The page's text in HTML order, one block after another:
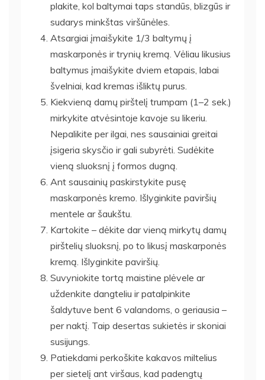
plakite, kol baltymai taps standūs, blizgūs ir
sudarys minkštas viršūnėles.
Atsargiai įmaišykite 1/3 baltymų į
maskarponės ir trynių kremą. Vėliau likusius
baltymus įmaišykite dviem etapais, labai
švelniai, kad kremas išliktų purus.
Kiekvieną damų pirštelį trumpam (1–2 sek.)
mirkykite atvėsintoje kavoje su likeriu.
Nepalikite per ilgai, nes sausainiai greitai
įsigeria skysčio ir gali subyrėti. Sudėkite
vieną sluoksnį į formos dugną.
Ant sausainių paskirstykite pusę
maskarponės kremo. Išlyginkite paviršių
mentele ar šaukštu.
Kartokite – dėkite dar vieną mirkytų damų
pirštelių sluoksnį, po to likusį maskarponės
kremą. Išlyginkite paviršių.
Suvyniokite tortą maistine plėvele ar
uždenkite dangteliu ir patalpinkite
šaldytuve bent 6 valandoms, o geriausia –
per naktį. Taip desertas sukietės ir skoniai
susijungs.
Patiekdami perkoškite kakavos miltelius
per sietelį ant viršaus, kad padengtų